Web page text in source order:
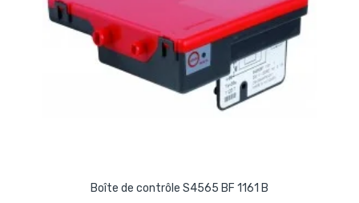
Boîte de contrôle S4565 BF 1161 B